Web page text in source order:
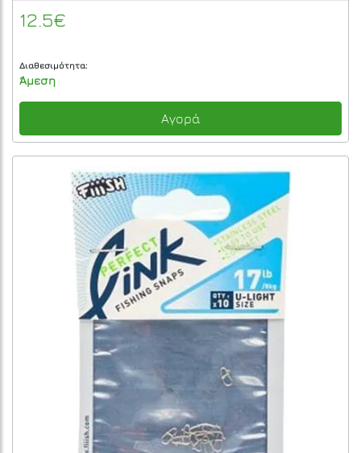
12.5€
Διαθεσιμότητα:
Άμεση
Αγορά